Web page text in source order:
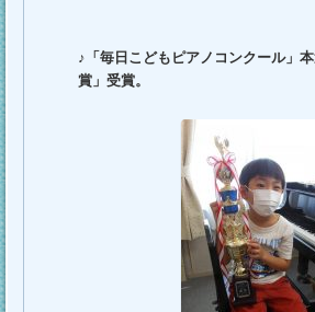
♪「毎日こどもピアノコンクール
賞」受賞。